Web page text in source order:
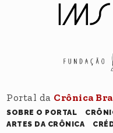
Portal da Crônica
SOBRE O PORTAL
ARTES DA CRÔNICA